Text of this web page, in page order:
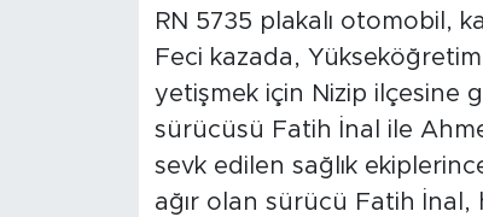
RN 5735 plakalı otomobil,
Feci kazada,
yetişmek için Nizip ilçesine
sürücüsü Fatih İnal ile
sevk edilen sağlık
ağır olan sürücü Fatih